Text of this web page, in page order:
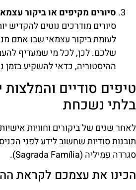
סיורים מקיפים או ביקור
סיורים מודרכים נוטים להקדיש
לעומת ביקור עצמאי שבו אתם
שלכם. לכן, לכל מי שמעדיף
ההיסטוריה, כדאי להשקיע בזמן
טיפים סודיים והמלצות
בלתי נשכחת
לאחר שנים של ביקורים וחוויות
תובנות סודיות שחשוב לידע לפני
סגרדה פמיליה (Sagrada Família).
הכינו את עצמכם לקראת